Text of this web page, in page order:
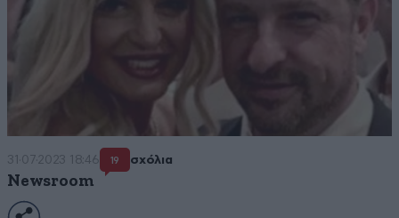
31·07·2023 18:46 19 σχόλια
Newsroom